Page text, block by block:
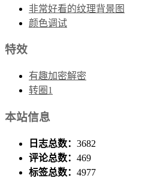
非常好看的纹理背景图
颜色调试
特效
有趣加密解密
转圈1
本站信息
日志总数： 3682
评论总数： 469
标签总数： 4977